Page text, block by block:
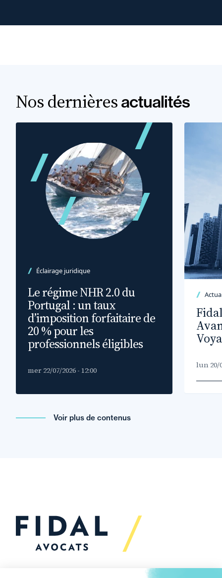
Nos dernières actualités
Éclairage juridique
Le régime NHR 2.0 du
Portugal : un taux
d’imposition forfaitaire de
20 % pour les
professionnels éligibles
mer 22/07/2026 - 12:00
lun 20/
Voir plus de contenus